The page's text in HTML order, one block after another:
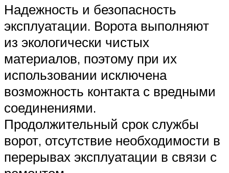
Надежность и безопасность
эксплуатации. Ворота выполняют
из экологически чистых
материалов, поэтому при их
использовании исключена
возможность контакта с вредными
соединениями.
Продолжительный срок службы
ворот, отсутствие необходимости в
перерывах эксплуатации в связи с